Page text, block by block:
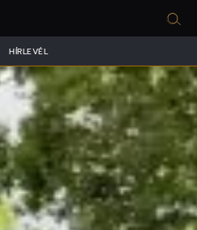
HÍRLEVÉL